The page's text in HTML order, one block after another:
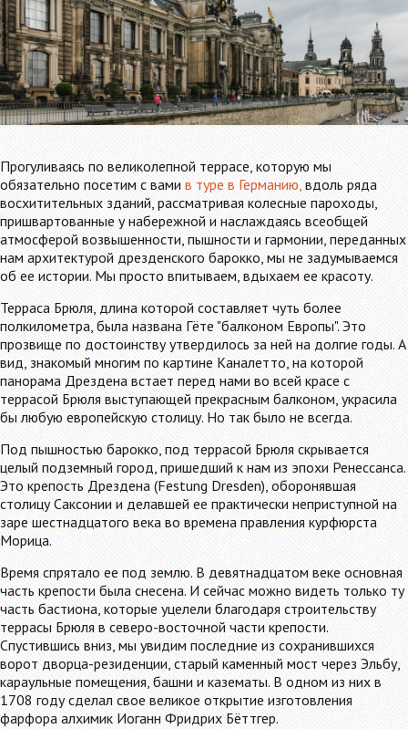
Прогуливаясь по великолепной террасе, которую мы
обязательно посетим с вамив туре в Германию,вдоль ряда
восхитительных зданий, рассматривая колесные пароходы,
пришвартованные у набережной и наслаждаясь всеобщей
атмосферой возвышенности, пышности и гармонии, переданных
нам архитектурой дрезденского барокко, мы не задумываемся
об ее истории. Мы просто впитываем, вдыхаем ее красоту.
Терраса Брюля, длина которой составляет чуть более
полкилометра, была названа Гёте "балконом Европы". Это
прозвище по достоинству утвердилось за ней на долгие годы. А
вид, знакомый многим по картине Каналетто, на которой
панорама Дрездена встает перед нами во всей красе с
террасой Брюля выступающей прекрасным балконом, украсила
бы любую европейскую столицу. Но так было не всегда.
Под пышностью барокко, под террасой Брюля скрывается
целый подземный город, пришедший к нам из эпохи Ренессанса.
Это крепость Дрездена (Festung Dresden), оборонявшая
столицу Саксонии и делавшей ее практически неприступной на
заре шестнадцатого века во времена правления курфюрста
Морица.
Время спрятало ее под землю. В девятнадцатом веке основная
часть крепости была снесена. И сейчас можно видеть только ту
часть бастиона, которые уцелели благодаря строительству
террасы Брюля в северо-восточной части крепости.
Спустившись вниз, мы увидим последние из сохранившихся
ворот дворца-резиденции, старый каменный мост через Эльбу,
караульные помещения, башни и казематы. В одном из них в
1708 году сделал свое великое открытие изготовления
фарфора алхимик Иоганн Фридрих Бёттгер.